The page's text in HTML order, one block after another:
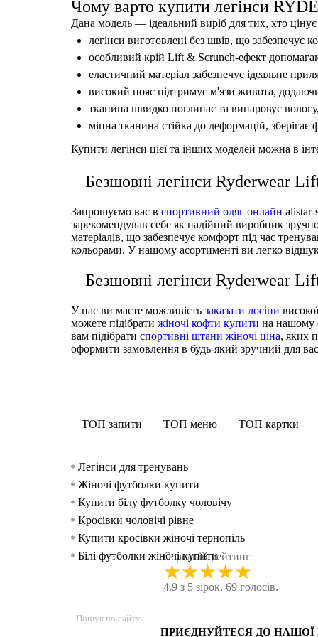
Чому варто купити легінси
Дана модель — ідеальний виріб для тих, хто
легінси виготовлені без швів, що забезпечує
особливий крій Lift & Scrunch-ефект
еластичний матеріал забезпечує ідеальне
високий пояс підтримує м'язи живота,
тканина швидко поглинає та випаровує
міцна тканина стійка до деформацій, зберігає
Купити легінси цієї та інших моделей можна в
Безшовні легінси Ryderwear
Запрошуємо вас в спортивний одяг онлайн
зарекомендував себе як надійний виробник
матеріалів, що забезпечує комфорт під час
кольорами. У нашому асортименті ви легко
Безшовні легінси Ryderwear
У нас ви маєте можливість заказати лосіни
можете підібрати жіночі кофти купити на нашому
вам підібрати спортивні штани жіночі ціна, яких
оформити замовлення в будь-який зручний для
ТОП запити ТОП меню ТОП картки
Легінси для тренувань
Жіночі футболки купити
Купити білу футболку чоловічу
Кросівки чоловічі рівне
Купити кросівки жіночі тернопіль
Білі футболки жіночі купити
Купити білі кроси чоловічі
Кросівки жіночі купити львів
Футболки чоловічі білі
Середній рейтинг
★★★★★
4.9 з 5 зірок. 69 голосів.
ПРИЄДНУЙТЕСЯ ДО НАШОЇ